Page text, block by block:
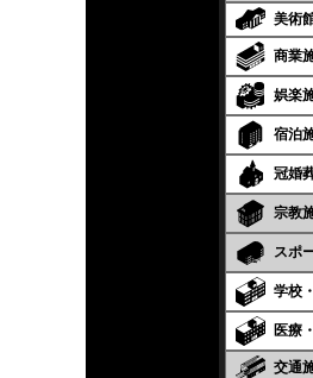
美術
商業
娯楽
宿泊
冠婚
宗教
スポ
学校
医療
交通